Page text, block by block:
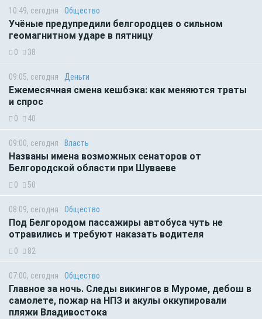
10:49, сегодня Общество
Учёные предупредили белгородцев о сильном
геомагнитном ударе в пятницу
0 38
09:05, сегодня Деньги
Ежемесячная смена кешбэка: как меняются траты
и спрос
0 40
09:00, сегодня Власть
Названы имена возможных сенаторов от
Белгородской области при Шуваеве
0 50
08:09, сегодня Общество
Под Белгородом пассажиры автобуса чуть не
отравились и требуют наказать водителя
0 82
07:00, сегодня Общество
Главное за ночь. Следы викингов в Муроме, дебош в
самолете, пожар на НПЗ и акулы оккупировали
пляжи Владивостока